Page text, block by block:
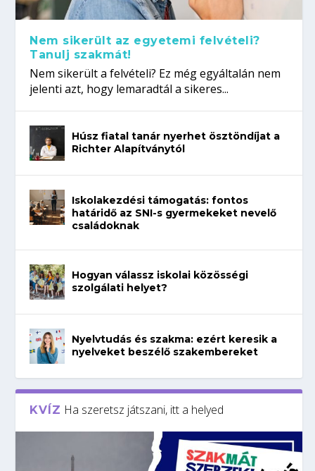
Nem sikerült az egyetemi felvételi?
Tanulj szakmát!
Nem sikerült a felvételi? Ez még egyáltalán nem
jelenti azt, hogy lemaradtál a sikeres...
Húsz fiatal tanár nyerhet ösztöndíjat a
Richter Alapítványtól
Iskolakezdési támogatás: fontos
határidő az SNI-s gyermekeket nevelő
családoknak
Hogyan válassz iskolai közösségi
szolgálati helyet?
Nyelvtudás és szakma: ezért keresik a
nyelveket beszélő szakembereket
KVÍZ Ha szeretsz játszani, itt a helyed